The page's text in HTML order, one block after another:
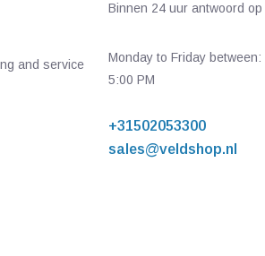
and service
Binnen 24 uur antwoord op
Monday to Friday between:
5:00 PM
+31502053300
sales@veldshop.nl